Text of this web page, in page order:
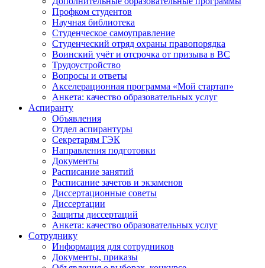
Профком студентов
Научная библиотека
Студенческое самоуправление
Студенческий отряд охраны правопорядка
Воинский учёт и отсрочка от призыва в ВС
Трудоустройство
Вопросы и ответы
Акселерационная программа «Мой стартап»
Анкета: качество образовательных услуг
Аспиранту
Объявления
Отдел аспирантуры
Секретарям ГЭК
Направления подготовки
Документы
Расписание занятий
Расписание зачетов и экзаменов
Диссертационные советы
Диссертации
Защиты диссертаций
Анкета: качество образовательных услуг
Сотруднику
Информация для сотрудников
Документы, приказы